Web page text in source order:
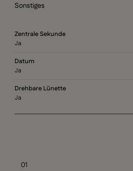
Sonstiges
Zentrale Sekunde
Ja
Datum
Ja
Drehbare Lünette
Ja
01